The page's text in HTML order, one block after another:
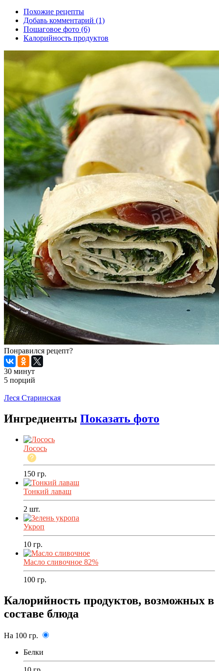
Похожие рецепты
Добавь комментарий (1)
Пошаговое фото (6)
Калорийность продуктов
Понравился рецепт?
30 минут
5 порций
Леся Старинская
Ингредиенты Показать фото
Лосось
150 гр.
Тонкий лаваш
2 шт.
Укроп
10 гр.
Масло сливочное 82%
100 гр.
Калорийность продуктов, возможных в
составе блюда
На 100 гр.
Белки